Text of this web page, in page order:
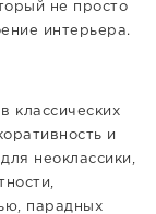
не просто
интерьера.
классических
и
неоклассики,
парадных